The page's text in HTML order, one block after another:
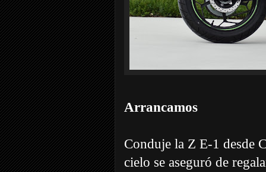
Arrancamos
Conduje la Z E-1 desde
cielo se aseguró de